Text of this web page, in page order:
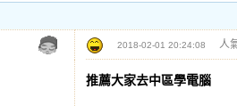
2018-02-01 20:24:08 人
推薦大家去中區學電腦